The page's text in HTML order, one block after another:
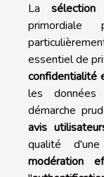
La
primordiale
essentiel de
confidentialité
les données
démarche
avis
qualité
modération